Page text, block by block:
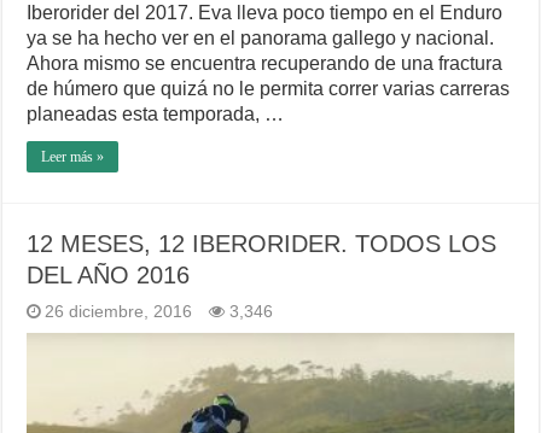
Iberorider del 2017. Eva lleva poco tiempo en el Enduro
ya se ha hecho ver en el panorama gallego y nacional.
Ahora mismo se encuentra recuperando de una fractura
de húmero que quizá no le permita correr varias carreras
planeadas esta temporada, …
Leer más »
12 MESES, 12 IBERORIDER. TODOS LOS
DEL AÑO 2016
26 diciembre, 2016 3,346